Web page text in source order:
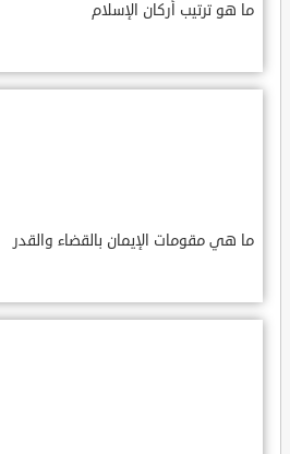
ما هو ترتيب أركان الإسلام
ما هي مقومات الإيمان بالقضاء والقدر